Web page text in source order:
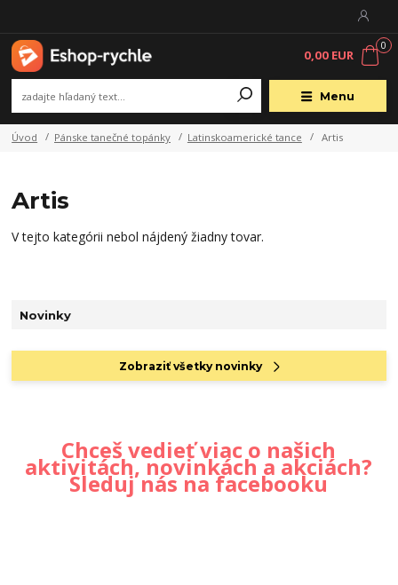
Menu
0
0,00 EUR
Úvod Pánske tanečné topánky Latinskoamerické tance Artis
Artis
V tejto kategórii nebol nájdený žiadny tovar.
Novinky
Zobraziť všetky novinky
Chceš vedieť viac o našich
aktivitách, novinkách a akciách?
Sleduj nás na facebooku